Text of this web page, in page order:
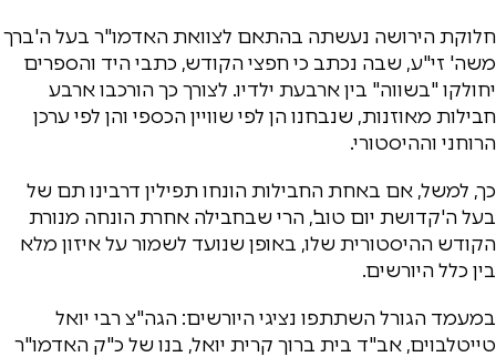
חלוקת הירושה נעשתה בהתאם לצוואת האדמו"ר בעל ה'ברך
משה' זי"ע, שבה נכתב כי חפצי הקודש, כתבי היד והספרים
יחולקו "בשווה" בין ארבעת ילדיו. לצורך כך הורכבו ארבע
חבילות מאוזנות, שנבחנו הן לפי שוויין הכספי והן לפי ערכן
הרוחני וההיסטורי.
כך, למשל, אם באחת החבילות הונחו תפילין דרבינו תם של
בעל ה'קדושת יום טוב', הרי שבחבילה אחרת הונחה מנורת
הקודש ההיסטורית שלו, באופן שנועד לשמור על איזון מלא
בין כלל היורשים.
במעמד הגורל השתתפו נציגי היורשים: הגה"צ רבי יואל
טייטלבוים, אב"ד בית ברוך קרית יואל, בנו של כ"ק האדמו"ר